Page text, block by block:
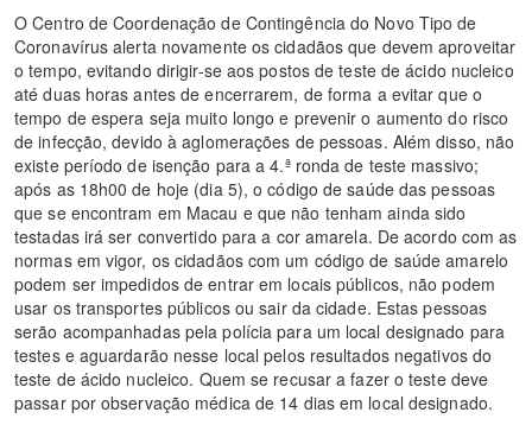
O Centro de Coordenação de Contingência do Novo Tipo de
Coronavírus alerta novamente os cidadãos que devem aproveitar
o tempo, evitando dirigir-se aos postos de teste de ácido nucleico
até duas horas antes de encerrarem, de forma a evitar que o
tempo de espera seja muito longo e prevenir o aumento do risco
de infecção, devido à aglomerações de pessoas. Além disso, não
existe período de isenção para a 4.ª ronda de teste massivo;
após as 18h00 de hoje (dia 5), o código de saúde das pessoas
que se encontram em Macau e que não tenham ainda sido
testadas irá ser convertido para a cor amarela. De acordo com as
normas em vigor, os cidadãos com um código de saúde amarelo
podem ser impedidos de entrar em locais públicos, não podem
usar os transportes públicos ou sair da cidade. Estas pessoas
serão acompanhadas pela polícia para um local designado para
testes e aguardarão nesse local pelos resultados negativos do
teste de ácido nucleico. Quem se recusar a fazer o teste deve
passar por observação médica de 14 dias em local designado.